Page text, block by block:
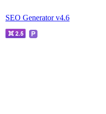
SEO Generator v4.6